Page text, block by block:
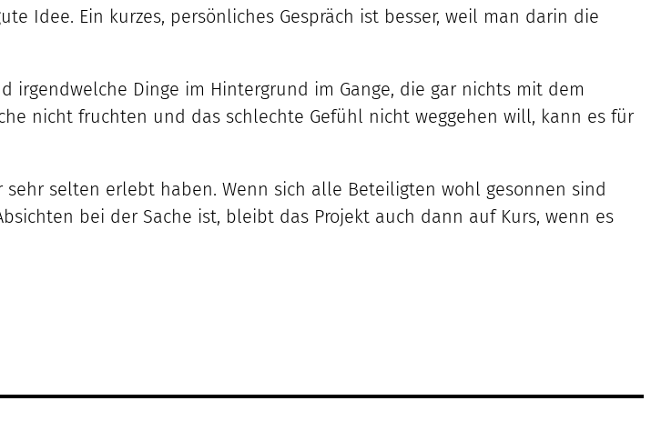
Idee. Ein kurzes, persönliches Gespräch ist besser, weil man darin die
Dinge im Hintergrund im Gange, die gar nichts mit dem
nicht fruchten und das schlechte Gefühl nicht weggehen will, kann es für
selten erlebt haben. Wenn sich alle Beteiligten wohl gesonnen sind
bei der Sache ist, bleibt das Projekt auch dann auf Kurs, wenn es